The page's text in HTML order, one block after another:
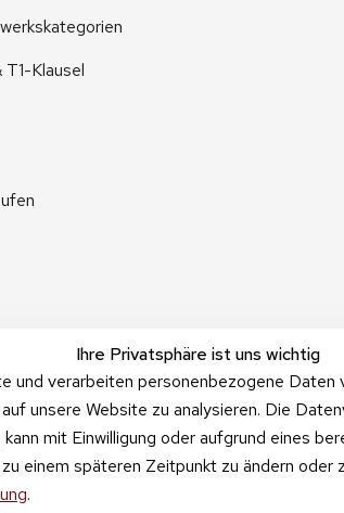
Ihre Privatsphäre ist uns wichtig
und verarbeiten personenbezogene
unsere Website zu analysieren. Die
mit Einwilligung oder aufgrund eines
einem späteren Zeitpunkt zu ändern oder
.
Klausel